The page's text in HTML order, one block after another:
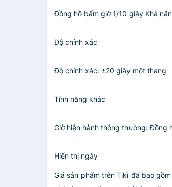
Đồng hồ bấm giờ 1/10 giây Khả
Độ chính xác
Độ chính xác: ±20 giây một tháng
Tính năng khác
Giờ hiện hành thông thường: Đồng
Hiển thị ngày
Giá sản phẩm trên Tiki đã bao